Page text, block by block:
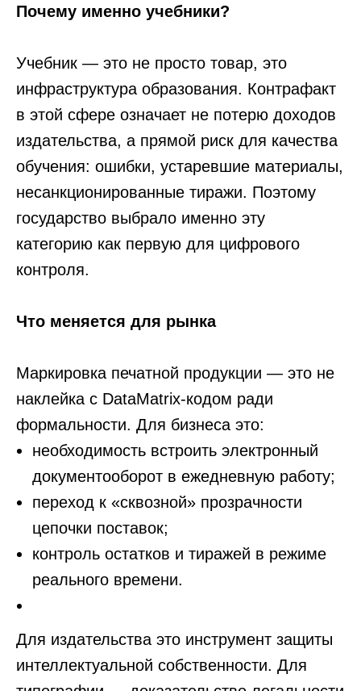
Почему именно учебники?
Учебник — это не просто товар, это
инфраструктура образования. Контрафакт
в этой сфере означает не потерю доходов
издательства, а прямой риск для качества
обучения: ошибки, устаревшие материалы,
несанкционированные тиражи. Поэтому
государство выбрало именно эту
категорию как первую для цифрового
контроля.
Что меняется для рынка
Маркировка печатной продукции — это не
наклейка с DataMatrix-кодом ради
формальности. Для бизнеса это:
необходимость встроить электронный
документооборот в ежедневную работу;
переход к «сквозной» прозрачности
цепочки поставок;
контроль остатков и тиражей в режиме
реального времени.
Для издательства это инструмент защиты
интеллектуальной собственности. Для